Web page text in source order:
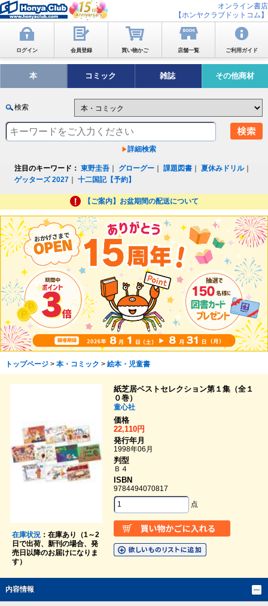
オンライン書店
【ホンヤクラブドットコム】
ログイン 会員登録 買い物かご 店舗一覧 ご利用ガイド
本 コミック 雑誌 その他商材
検索
詳細検索
注目のキーワード： 東野圭吾 グローグー ｜課題図書 ｜夏休みドリル｜
ゲッターズ 2027 ｜十二国記【予約】
【ご案内】お盆期間の配送について
トップページ> 本・コミック > 絵本・児童書
在庫状況：在庫あり（1～2
日で出荷、新刊の場合、発
売日以降のお届けになりま
す）
紙芝居ベストセレクション第１集（全１
０巻）
童心社
価格
22,110円
発行年月
1998年06月
判型
Ｂ４
ISBN
9784494070817
点
内容情報